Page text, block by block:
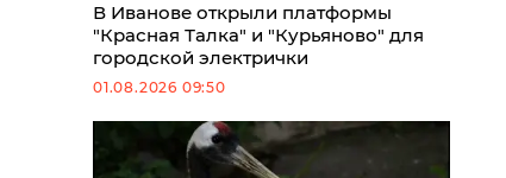
В Иванове открыли платформы
"Красная Талка" и "Курьяново" для
городской электрички
01.08.2026 09:50